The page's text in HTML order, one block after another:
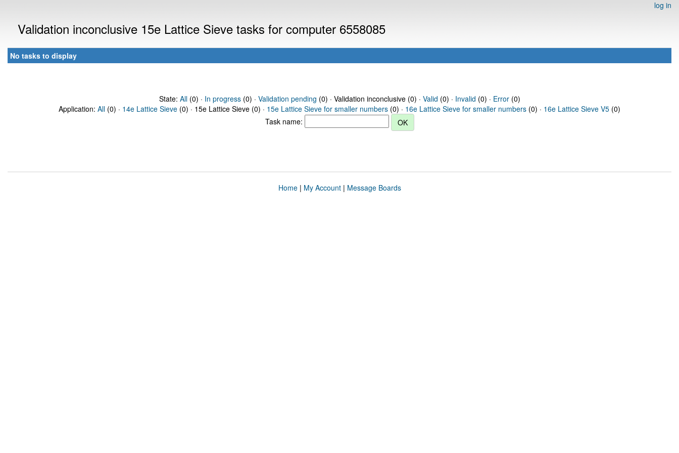
log in
Validation inconclusive 15e Lattice Sieve tasks for computer 6558085
No tasks to display
State: All(0) · In progress(0) · Validation pending (0) · Validation inconclusive (0) · Valid (0) · Invalid (0) · Error(0)
Application: All (0) · 14e Lattice Sieve (0) · 15e Lattice Sieve (0) · 15e Lattice Sieve for smaller numbers (0) · 16e Lattice Sieve for smaller numbers (0) · 16e Lattice Sieve V5 (0)
Task name:
Home| My Account| Message Boards